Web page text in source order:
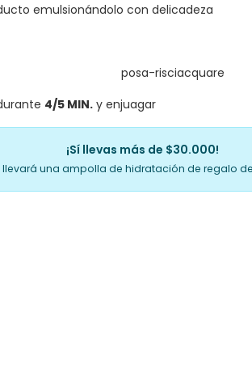
emulsionándolo con delicadeza
4/5 MIN.y enjuagar
¡Sí llevas más de $30.000!
una ampolla de hidratación de regalo de